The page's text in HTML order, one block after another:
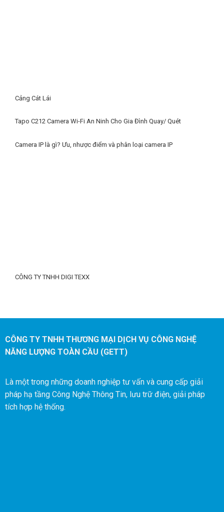
Cảng Cát Lái
Tapo C212 Camera Wi-Fi An Ninh Cho Gia Đình Quay/ Quét
Camera IP là gì? Ưu, nhược điểm và phân loại camera IP
CÔNG TY TNHH DIGI TEXX
CÔNG TY TNHH THƯƠNG MẠI DỊCH VỤ CÔNG NGHỆ
NĂNG LƯỢNG TOÀN CẦU (GETT)
Là một trong những doanh nghiệp tư vấn và cung cấp giải
pháp hạ tầng Công Nghệ Thông Tin, lưu trữ điện, giải pháp
tích hợp hệ thống.